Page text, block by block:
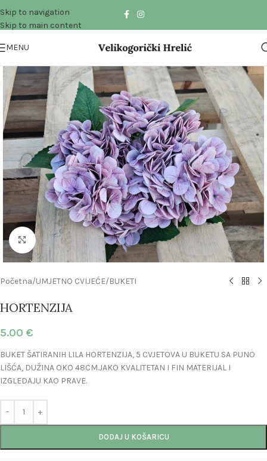
Skip to navigation
Skip to main content
MENU
Click to enlarge
Početna/UMJETNO CVIJEĆE/BUKETI
HORTENZIJA
5.00 €
BUKET ŠATIRANIH LILA HORTENZIJA, 5 CVJETOVA U BUKETU SA PUNO
LIŠĆA, DUŽINA OKO 48CM.JAKO KVALITETAN I FIN MATERIJAL I
IZGLEDAJU KAO PRAVE.
DODAJ U KOŠARICU